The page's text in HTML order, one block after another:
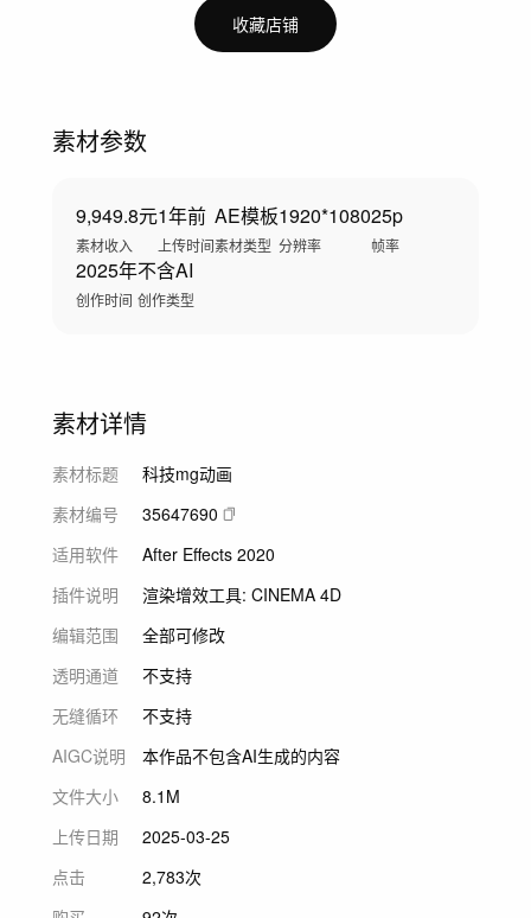
收藏店铺
素材参数
9,949.8元
素材收入
1年前
上传时间
AE模板
素材类型
1920*1080
分辨率
25p
帧率
2025年
创作时间
不含AI
创作类型
素材详情
素材标题
科技mg动画
素材编号
35647690
适用软件
After Effects 2020
插件说明
渲染增效工具: CINEMA 4D
编辑范围
全部可修改
透明通道
不支持
无缝循环
不支持
AIGC说明
本作品不包含AI生成的内容
文件大小
8.1M
上传日期
2025-03-25
点击
2,783次